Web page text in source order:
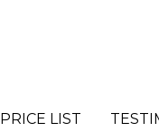
PRICE LIST